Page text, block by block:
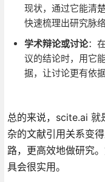
现状，通过它能清
快速梳理出研究脉
学术辩论或讨论：
议的结论时，用它
据，让讨论更有依据
总的来说，scite.ai 就
杂的文献引用关系变
路，更高效地做研究
具会很实用。